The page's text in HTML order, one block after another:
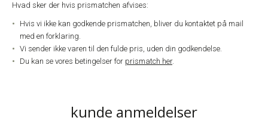
Hvad sker der hvis prismatchen afvises:
Hvis vi ikke kan godkende prismatchen, bliver du kontaktet på mail
med en forklaring.
Vi sender ikke varen til den fulde pris, uden din godkendelse.
Du kan se vores betingelser for prismatch her.
kunde anmeldelser